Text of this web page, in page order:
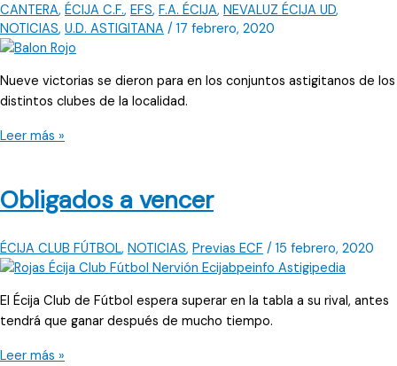
CANTERA, ÉCIJA C.F., EFS, F.A. ÉCIJA, NEVALUZ ÉCIJA UD,
NOTICIAS, U.D. ASTIGITANA / 17 febrero, 2020
Nueve victorias se dieron para en los conjuntos astigitanos de los
distintos clubes de la localidad.
Nueva
aprendizaje
Leer más »
Obligados a vencer
ÉCIJA CLUB FÚTBOL, NOTICIAS, Previas ECF / 15 febrero, 2020
El Écija Club de Fútbol espera superar en la tabla a su rival, antes
tendrá que ganar después de mucho tiempo.
Obligados
Leer más »